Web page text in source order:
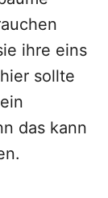
ihre eins
sollte
das kann